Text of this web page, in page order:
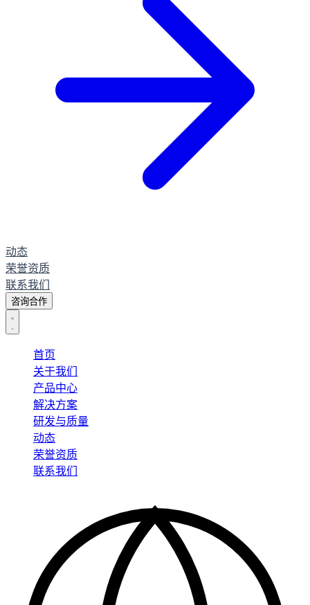
动态
荣誉资质
联系我们
咨询合作
首页
关于我们
产品中心
解决方案
研发与质量
动态
荣誉资质
联系我们